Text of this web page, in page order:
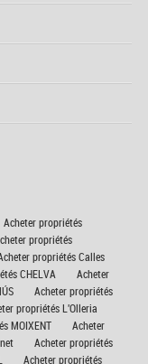
Acheter propriétés
propriétés
propriétés Calles
CHELVA
Acheter
Acheter propriétés
propriétés L'Olleria
MOIXENT
Acheter
Acheter propriétés
Acheter propriétés